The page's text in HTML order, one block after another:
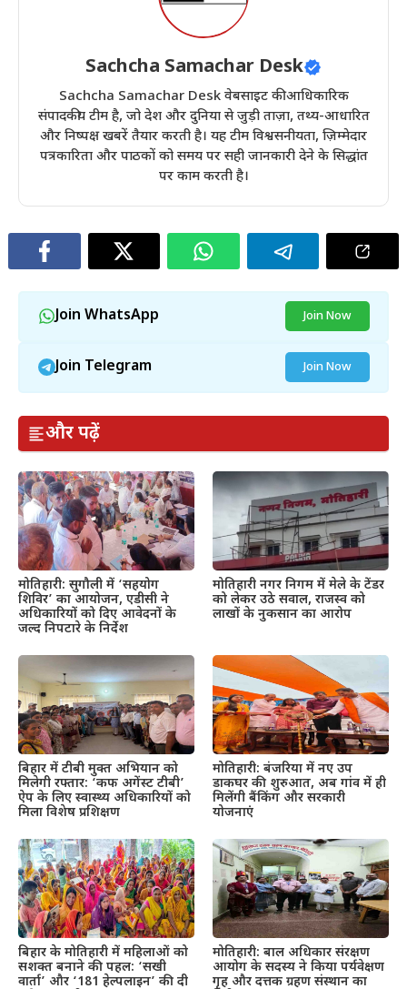
Sachcha Samachar Desk
Sachcha Samachar Desk वेबसाइट की आधिकारिक
संपादकीय टीम है, जो देश और दुनिया से जुड़ी ताज़ा, तथ्य-आधारित
और निष्पक्ष खबरें तैयार करती है। यह टीम विश्वसनीयता, ज़िम्मेदार
पत्रकारिता और पाठकों को समय पर सही जानकारी देने के सिद्धांत
पर काम करती है।
Join WhatsApp Join Now
Join Telegram Join Now
और पढ़ें
मोतिहारी: सुगौली में ‘सहयोग
शिविर’ का आयोजन, एडीसी ने
अधिकारियों को दिए आवेदनों के
जल्द निपटारे के निर्देश
मोतिहारी नगर निगम में मेले के टेंडर
को लेकर उठे सवाल, राजस्व को
लाखों के नुकसान का आरोप
बिहार में टीबी मुक्त अभियान को
मिलेगी रफ्तार: ‘कफ अगेंस्ट टीबी’
ऐप के लिए स्वास्थ्य अधिकारियों को
मिला विशेष प्रशिक्षण
मोतिहारी: बंजरिया में नए उप
डाकघर की शुरुआत, अब गांव में ही
मिलेंगी बैंकिंग और सरकारी
योजनाएं
बिहार के मोतिहारी में महिलाओं को
सशक्त बनाने की पहल: ‘सखी
वार्ता’ और ‘181 हेल्पलाइन’ की दी
मोतिहारी: बाल अधिकार संरक्षण
आयोग के सदस्य ने किया पर्यवेक्षण
गृह और दत्तक ग्रहण संस्थान का